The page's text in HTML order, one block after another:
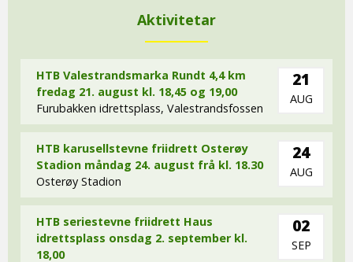
Aktivitetar
HTB Valestrandsmarka Rundt 4,4 km
fredag 21. august kl. 18,45 og 19,00
Furubakken idrettsplass, Valestrandsfossen
21
AUG
HTB karusellstevne friidrett Osterøy
Stadion måndag 24. august frå kl. 18.30
Osterøy Stadion
24
AUG
HTB seriestevne friidrett Haus
idrettsplass onsdag 2. september kl.
18,00
02
SEP